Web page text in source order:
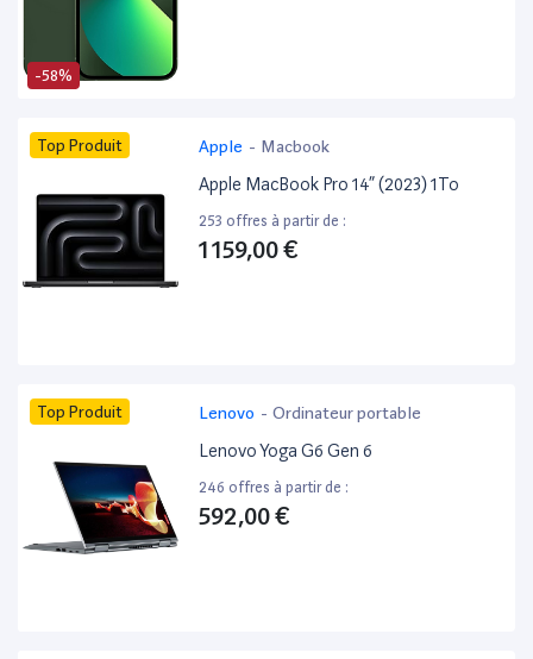
-58%
Top Produit Apple - Macbook
Apple MacBook Pro 14” (2023) 1To
253 offres à partir de :
1 159,00 €
Top Produit Lenovo - Ordinateur portable
Lenovo Yoga G6 Gen 6
246 offres à partir de :
592,00 €